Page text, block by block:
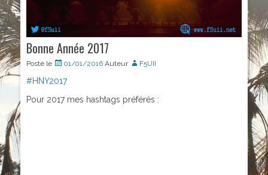
Bonne Année 2017
Posté le 01/01/2016 Auteur F5UII
#HNY2017
Pour 2017 mes hashtags préférés :